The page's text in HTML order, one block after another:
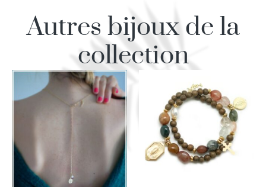
Autres bijoux de la
collection